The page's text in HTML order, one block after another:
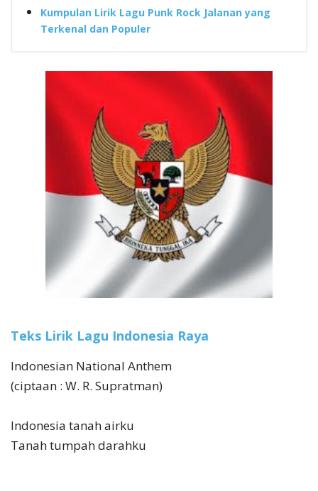
Kumpulan Lirik Lagu Punk Rock Jalanan yang
Terkenal dan Populer
Teks Lirik Lagu Indonesia Raya
Indonesian National Anthem
(ciptaan : W. R. Supratman)
Indonesia tanah airku
Tanah tumpah darahku